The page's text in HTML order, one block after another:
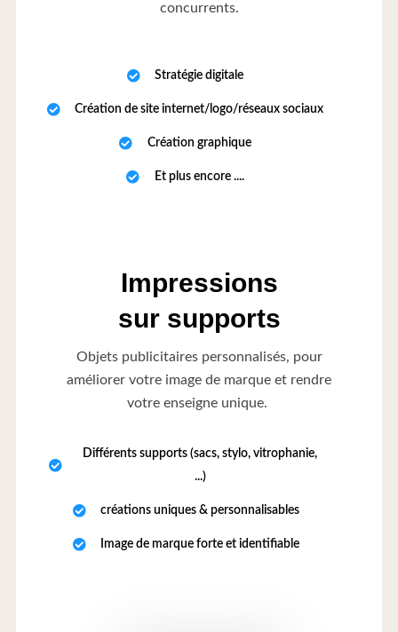
concurrents.
Stratégie digitale
Création de site internet/logo/réseaux sociaux
Création graphique
Et plus encore ....
Impressions
sur supports
Objets publicitaires personnalisés, pour
améliorer votre image de marque et rendre
votre enseigne unique.
Différents supports (sacs, stylo, vitrophanie,
...)
créations uniques & personnalisables
Image de marque forte et identifiable